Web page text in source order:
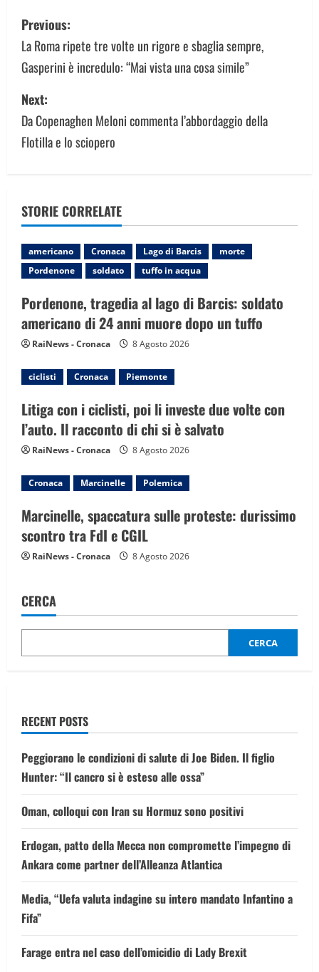
P
o
s
t
n
i
g
a
t
i
o
n
Previous:
La Roma ripete tre volte un rigore e sbaglia sempre,
Gasperini è incredulo: “Mai vista una cosa simile”
Next:
Da Copenaghen Meloni commenta l’abbordaggio della
Flotilla e lo sciopero
STORIE CORRELATE
americano Cronaca Lago di Barcis
morte
Pordenone
soldato tuffo in acqua
Pordenone, tragedia al lago di Barcis: soldato
americano di 24 anni muore dopo un tuffo
RaiNews - Cronaca 8 Agosto 2026
ciclisti Cronaca Piemonte
Litiga con i ciclisti, poi li investe due volte con
l’auto. Il racconto di chi si è salvato
RaiNews - Cronaca 8 Agosto 2026
Cronaca Marcinelle Polemica
Marcinelle, spaccatura sulle proteste: durissimo
scontro tra FdI e CGIL
RaiNews - Cronaca 8 Agosto 2026
CERCA
CERCA
RECENT POSTS
Peggiorano le condizioni di salute di Joe Biden. Il figlio
Hunter: “Il cancro si è esteso alle ossa”
Oman, colloqui con Iran su Hormuz sono positivi
Erdogan, patto della Mecca non compromette l’impegno di
Ankara come partner dell’Alleanza Atlantica
Media, “Uefa valuta indagine su intero mandato Infantino a
Fifa”
Farage entra nel caso dell’omicidio di Lady Brexit